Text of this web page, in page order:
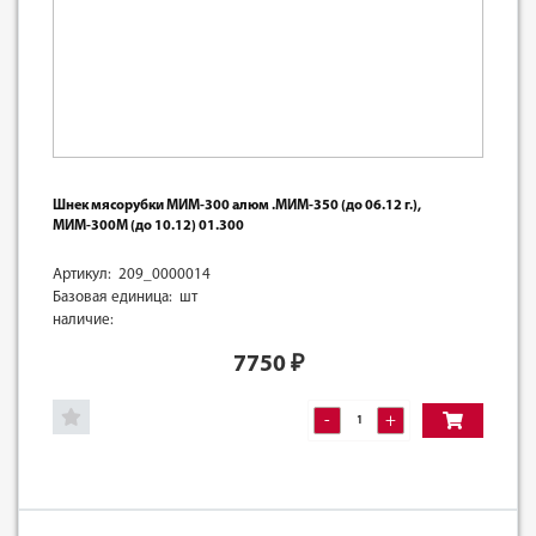
Шнек мясорубки МИМ-300 алюм .МИМ-350 (до 06.12 г.),
МИМ-300М (до 10.12) 01.300
Артикул: 209_0000014
Базовая единица: шт
наличие:
7750₽
- +